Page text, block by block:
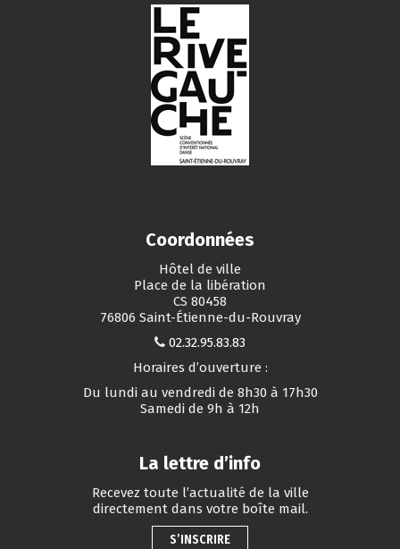
Coordonnées
Hôtel de ville
Place de la libération
CS 80458
76806 Saint-Étienne-du-Rouvray
02.32.95.83.83
Horaires d’ouverture :
Du lundi au vendredi de 8h30 à 17h30
Samedi de 9h à 12h
La lettre d’info
Recevez toute l’actualité de la ville
directement dans votre boîte mail.
S’INSCRIRE